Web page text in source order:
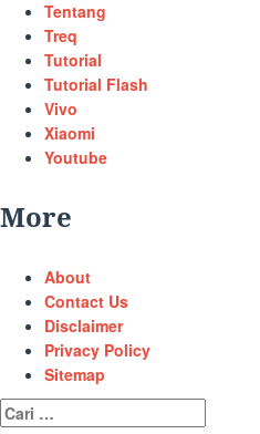
Tentang
Treq
Tutorial
Tutorial Flash
Vivo
Xiaomi
Youtube
More
About
Contact Us
Disclaimer
Privacy Policy
Sitemap
Cari